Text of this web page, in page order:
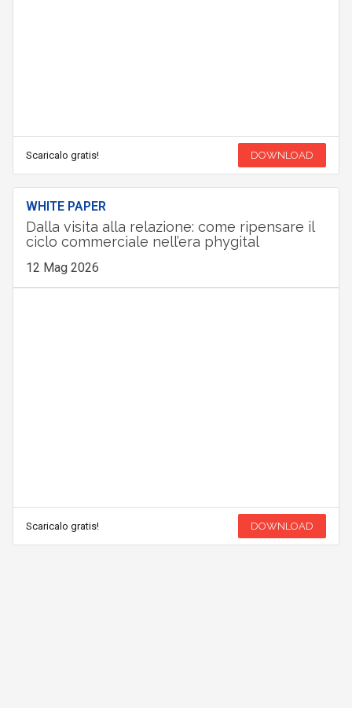
Scaricalo gratis! DOWNLOAD
WHITE PAPER
Dalla visita alla relazione: come ripensare il
ciclo commerciale nell’era phygital
12 Mag 2026
Scaricalo gratis! DOWNLOAD